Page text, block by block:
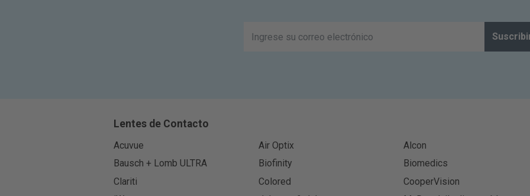
Lentes de Contacto
Acuvue Air Optix
Alcon
Bausch + Lomb ULTRA
Biofinity
Biomedics
Clariti
Colored
CooperVision